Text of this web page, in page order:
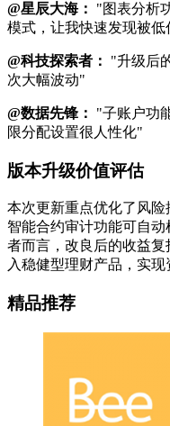
@星辰大海：
"图表分析
模式，让我快速发现被低
@科技探索者：
"升级后
次大幅波动"
@数据先锋：
"子账户功
限分配设置很人性化"
版本升级价值评估
本次更新重点优化了风
智能合约审计功能可自
者而言，改良后的收益
入稳健型理财产品，实现
精品推荐